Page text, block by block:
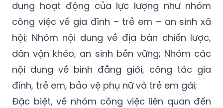
dung hoạt động của lực lượng như nhóm
công việc về gia đình – trẻ em – an sinh xã
hội; Nhóm nội dung về địa bàn chiến lược,
dân vận khéo, an sinh bền vững; Nhóm các
nội dung về bình đẳng giới, công tác gia
đình, trẻ em, bảo vệ phụ nữ và trẻ em gái;
Đặc biệt, về nhóm công việc liên quan đến